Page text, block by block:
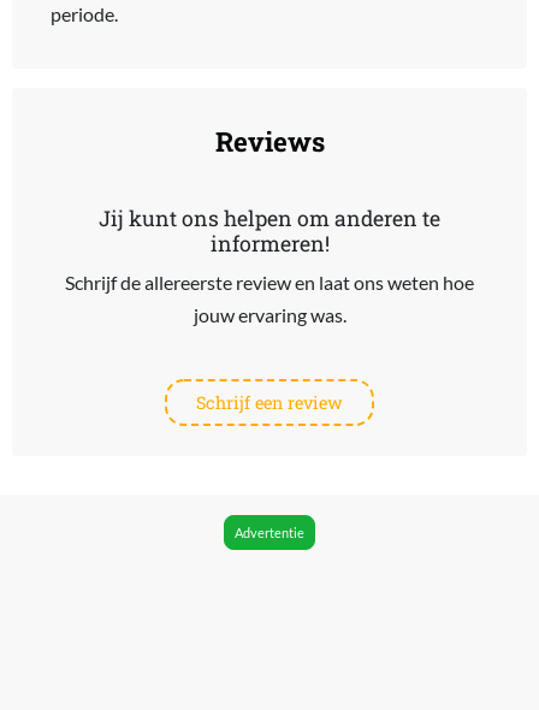
periode.
Reviews
Jij kunt ons helpen om anderen te
informeren!
Schrijf de allereerste review en laat ons weten hoe
jouw ervaring was.
Schrijf een review
Advertentie